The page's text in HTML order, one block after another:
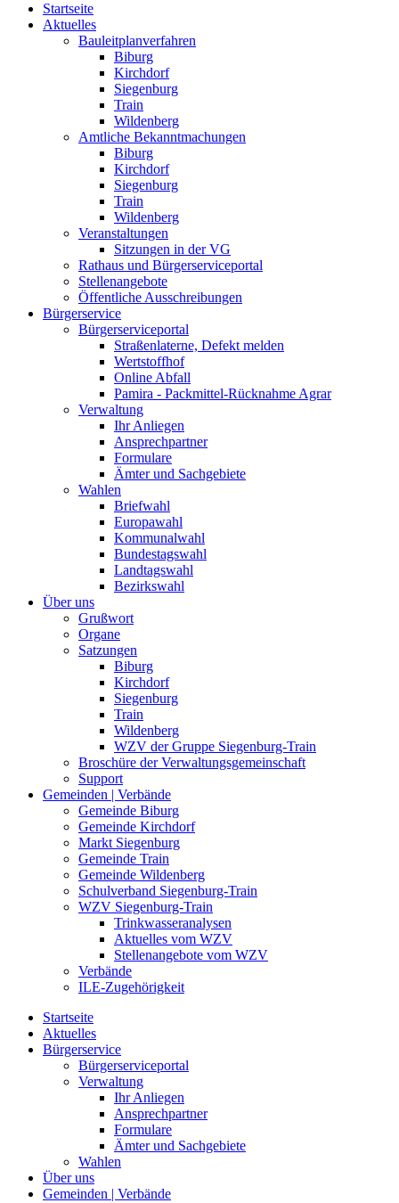
Startseite
Aktuelles
Bauleitplanverfahren
Biburg
Kirchdorf
Siegenburg
Train
Wildenberg
Amtliche Bekanntmachungen
Biburg
Kirchdorf
Siegenburg
Train
Wildenberg
Veranstaltungen
Sitzungen in der VG
Rathaus und Bürgerserviceportal
Stellenangebote
Öffentliche Ausschreibungen
Bürgerservice
Bürgerserviceportal
Straßenlaterne, Defekt melden
Wertstoffhof
Online Abfall
Pamira - Packmittel-Rücknahme Agrar
Verwaltung
Ihr Anliegen
Ansprechpartner
Formulare
Ämter und Sachgebiete
Wahlen
Briefwahl
Europawahl
Kommunalwahl
Bundestagswahl
Landtagswahl
Bezirkswahl
Über uns
Grußwort
Organe
Satzungen
Biburg
Kirchdorf
Siegenburg
Train
Wildenberg
WZV der Gruppe Siegenburg-Train
Broschüre der Verwaltungsgemeinschaft
Support
Gemeinden | Verbände
Gemeinde Biburg
Gemeinde Kirchdorf
Markt Siegenburg
Gemeinde Train
Gemeinde Wildenberg
Schulverband Siegenburg-Train
WZV Siegenburg-Train
Trinkwasseranalysen
Aktuelles vom WZV
Stellenangebote vom WZV
Verbände
ILE-Zugehörigkeit
Startseite
Aktuelles
Bürgerservice
Bürgerserviceportal
Verwaltung
Ihr Anliegen
Ansprechpartner
Formulare
Ämter und Sachgebiete
Wahlen
Über uns
Gemeinden | Verbände